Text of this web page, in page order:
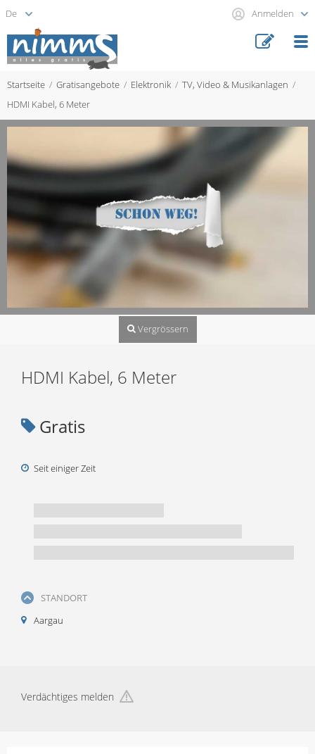
Anmelden
Startseite Gratisangebote Elektronik
TV, Video & Musikanlagen
HDMI Kabel, 6 Meter
Vergrössern
HDMI Kabel, 6 Meter
Gratis
Seit einiger Zeit
STANDORT
Aargau
Verdächtiges melden